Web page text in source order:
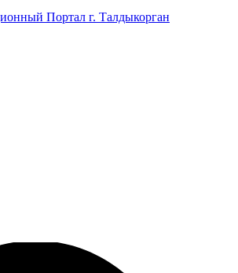
Портал г. Талдыкорган